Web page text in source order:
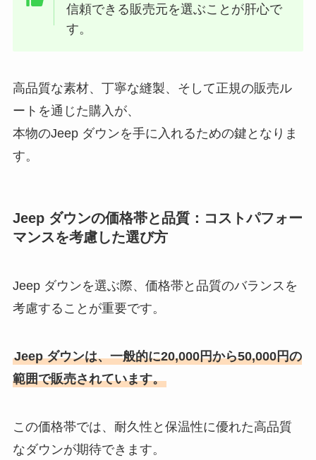
信頼できる販売元を選ぶことが肝心で
す。
高品質な素材、丁寧な縫製、そして正規の販売ル
ートを通じた購入が、
本物のJeep ダウンを手に入れるための鍵となりま
す。
Jeep ダウンの価格帯と品質：コストパフォー
マンスを考慮した選び方
Jeep ダウンを選ぶ際、価格帯と品質のバランスを
考慮することが重要です。
Jeep ダウンは、一般的に20,000円から50,000円の
範囲で販売されています。
この価格帯では、耐久性と保温性に優れた高品質
なダウンが期待できます。